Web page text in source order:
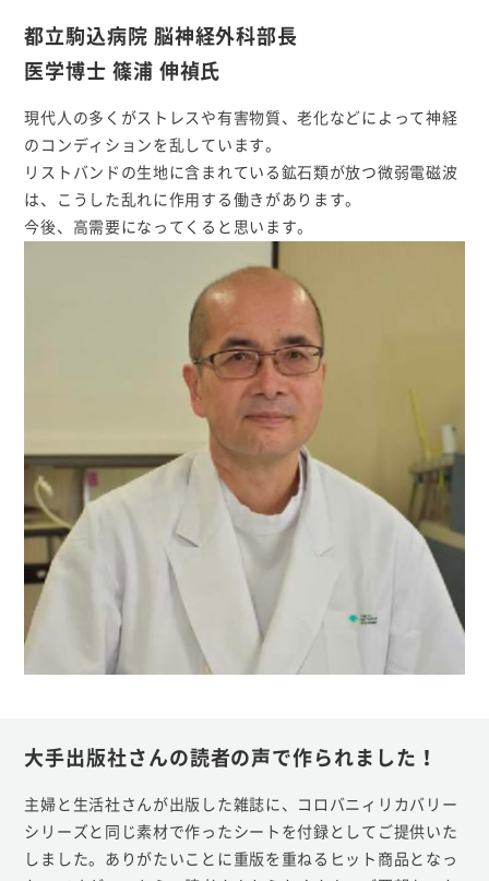
都立駒込病院 脳神経外科部長
医学博士 篠浦 伸禎氏
現代人の多くがストレスや有害物質、老化などによって神経
のコンディションを乱しています。
リストバンドの生地に含まれている鉱石類が放つ微弱電磁波
は、こうした乱れに作用する働きがあります。
今後、高需要になってくると思います。
大手出版社さんの読者の声で作られました！
主婦と生活社さんが出版した雑誌に、コロバニィリカバリー
シリーズと同じ素材で作ったシートを付録としてご提供いた
しました。ありがたいことに重版を重ねるヒット商品となっ